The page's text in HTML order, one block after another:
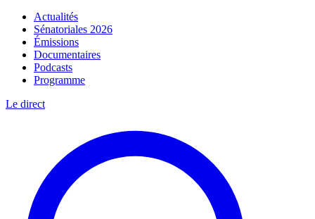
Actualités
Sénatoriales 2026
Émissions
Documentaires
Podcasts
Programme
Le direct